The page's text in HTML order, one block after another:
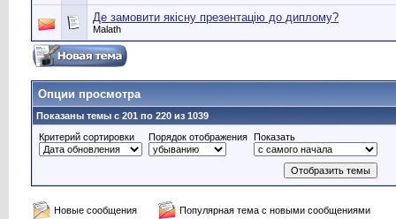
Де замовити якісну презентацію до диплому?
Malath
Опции просмотра
Показаны темы с 201 по 220 из 1039
Критерий сортировки
Порядок отображения Показать
Новые сообщения
Популярная тема с новыми сообщениями